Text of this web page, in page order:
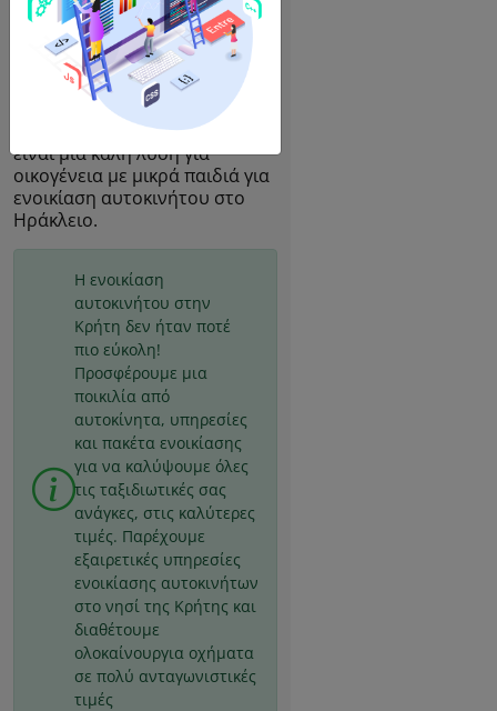
οικονομική κατηγορία
περιλαμβάνει αυτοκίνητα με
κινητήρες μικρού μεγέθους
1200cc που προτείνονται για
έως 3-4 επιβάτες και για 2-3
αποσκευές. Αυτή η κατηγορία
είναι μια καλή λύση για
οικογένεια με μικρά παιδιά για
ενοικίαση αυτοκινήτου στο
Ηράκλειο.
Η ενοικίαση
αυτοκινήτου στην
Κρήτη δεν ήταν ποτέ
πιο εύκολη!
Προσφέρουμε μια
ποικιλία από
αυτοκίνητα, υπηρεσίες
και πακέτα ενοικίασης
για να καλύψουμε όλες
τις ταξιδιωτικές σας
ανάγκες, στις καλύτερες
τιμές. Παρέχουμε
εξαιρετικές υπηρεσίες
ενοικίασης αυτοκινήτων
στο νησί της Κρήτης και
διαθέτουμε
ολοκαίνουργια οχήματα
σε πολύ ανταγωνιστικές
τιμές